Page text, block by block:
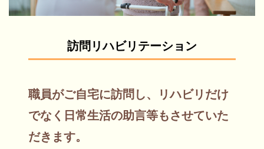
訪問リハビリテーション
職員がご自宅に訪問し、リハビリだけ
でなく日常生活の助言等もさせていた
だきます。